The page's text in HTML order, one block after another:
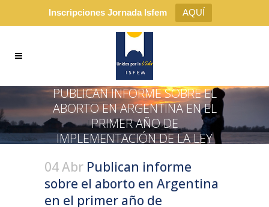
Inscripciones Jornada Isfem AQUÍ
PUBLICAN INFORME SOBRE EL
ABORTO EN ARGENTINA EN EL
PRIMER AÑO DE
IMPLEMENTACIÓN DE LA LEY
04 Abr Publican informe
sobre el aborto en Argentina
en el primer año de